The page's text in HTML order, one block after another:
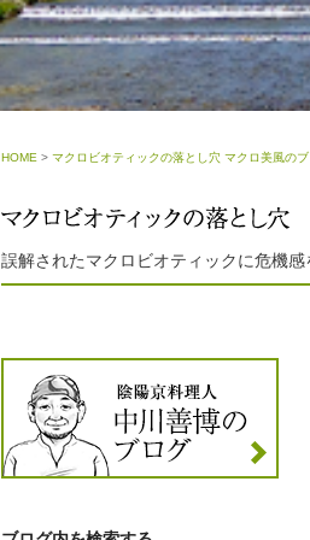
HOME > マクロビオティックの落とし穴 マクロ美風の
誤解されたマクロビオティックに危機